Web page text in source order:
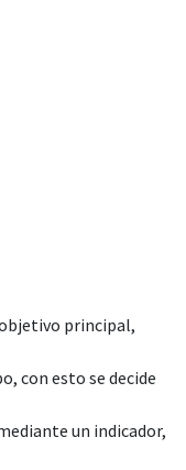
principal,
con esto se decide
un indicador,